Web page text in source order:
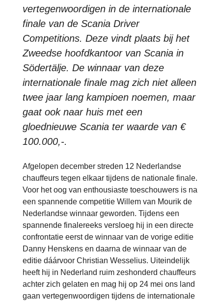
vertegenwoordigen in de internationale
finale van de Scania Driver
Competitions. Deze vindt plaats bij het
Zweedse hoofdkantoor van Scania in
Södertälje. De winnaar van deze
internationale finale mag zich niet alleen
twee jaar lang kampioen noemen, maar
gaat ook naar huis met een
gloednieuwe Scania ter waarde van €
100.000,-.
Afgelopen december streden 12 Nederlandse
chauffeurs tegen elkaar tijdens de nationale finale.
Voor het oog van enthousiaste toeschouwers is na
een spannende competitie Willem van Mourik de
Nederlandse winnaar geworden. Tijdens een
spannende finalereeks versloeg hij in een directe
confrontatie eerst de winnaar van de vorige editie
Danny Henskens en daarna de winnaar van de
editie dáárvoor Christian Wesselius. Uiteindelijk
heeft hij in Nederland ruim zeshonderd chauffeurs
achter zich gelaten en mag hij op 24 mei ons land
gaan vertegenwoordigen tijdens de internationale